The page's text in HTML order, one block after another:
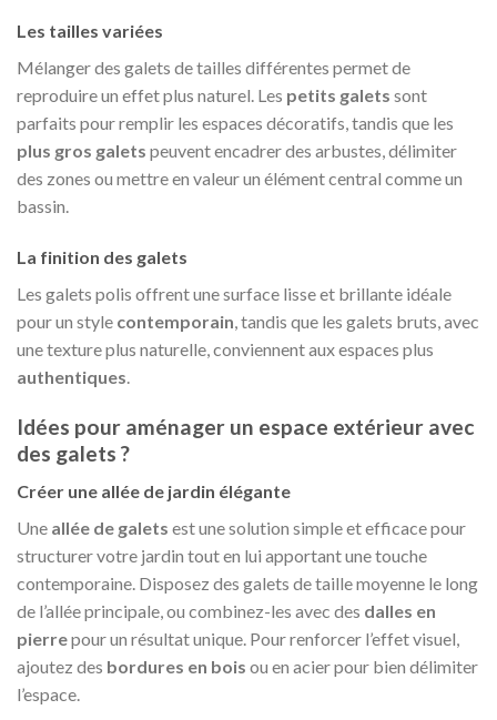
Les tailles variées
Mélanger des galets de tailles différentes permet de
reproduire un effet plus naturel. Les petits galets sont
parfaits pour remplir les espaces décoratifs, tandis que les
plus gros galets peuvent encadrer des arbustes, délimiter
des zones ou mettre en valeur un élément central comme un
bassin.
La finition des galets
Les galets polis offrent une surface lisse et brillante idéale
pour un style contemporain , tandis que les galets bruts, avec
une texture plus naturelle, conviennent aux espaces plus
authentiques
Idées pour aménager un espace extérieur avec
des galets ?
Créer une allée de jardin élégante
Une allée de galets est une solution simple et efficace pour
structurer votre jardin tout en lui apportant une touche
contemporaine. Disposez des galets de taille moyenne le long
de l’allée principale, ou combinez-les avec des dalles en
pierrepour un résultat unique. Pour renforcer l’effet visuel,
ajoutez des bordures en bois ou en acier pour bien délimiter
l’espace.